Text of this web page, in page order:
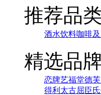
推荐品
酒水饮料咖啡
精选品牌
恋牌艺福堂德芙
得利 太古屈臣氏